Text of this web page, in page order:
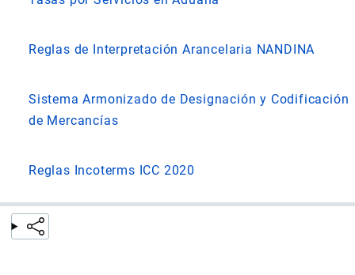
Reglas de Interpretación Arancelaria NANDINA
Sistema Armonizado de Designación y Codificación
de Mercancías
Reglas Incoterms ICC 2020